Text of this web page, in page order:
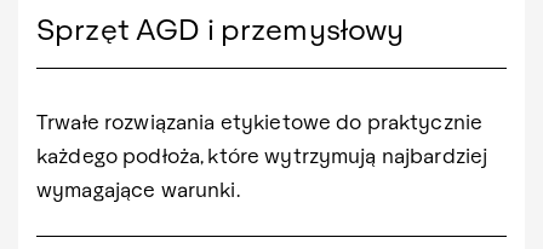
Sprzęt AGD i przemysłowy
Trwałe rozwiązania etykietowe do praktycznie
każdego podłoża, które wytrzymują najbardziej
wymagające warunki.